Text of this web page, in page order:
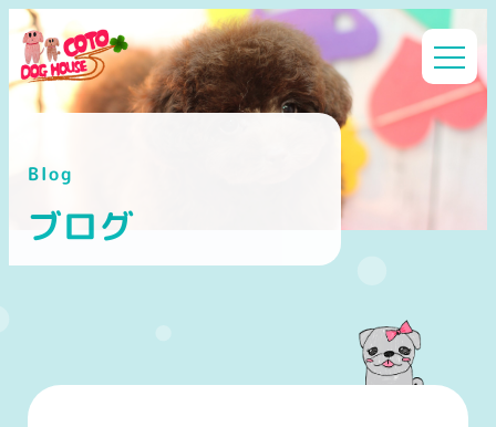
メ
イ
ン
へ
Blog
ブログ